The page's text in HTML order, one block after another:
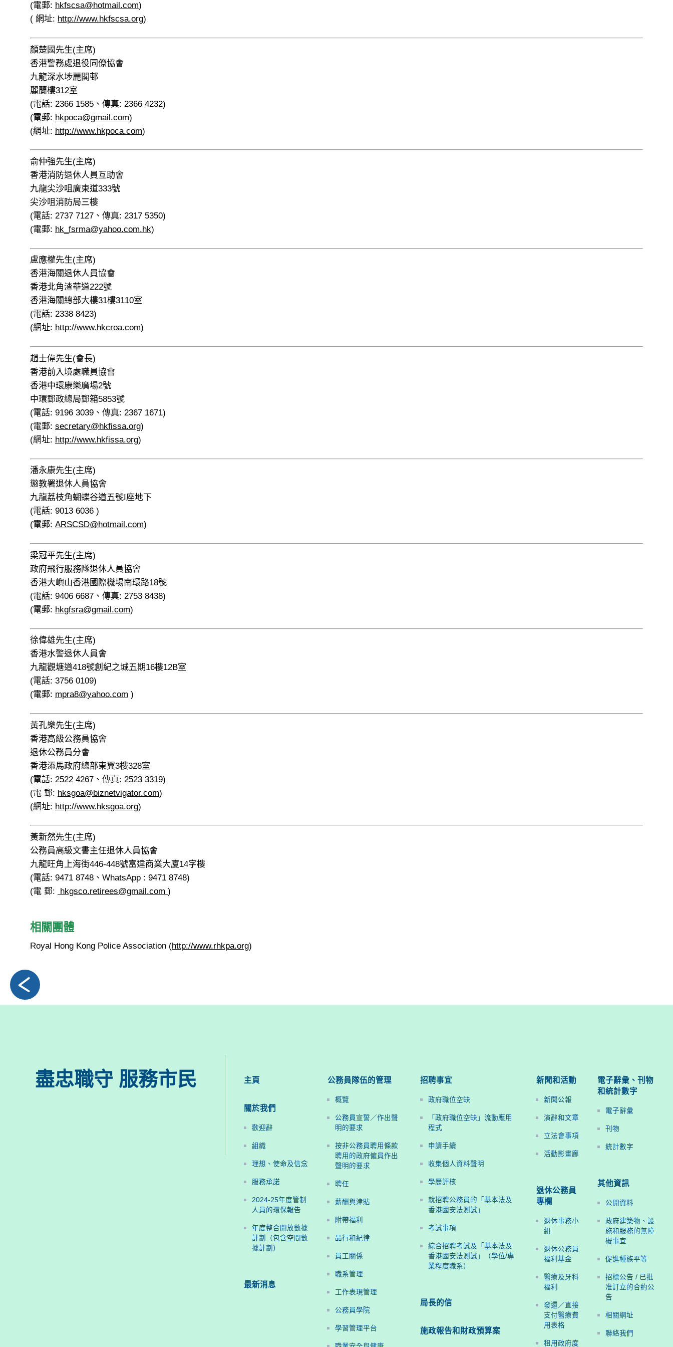
(電郵: hkfscsa@hotmail.com)
( 網址: http://www.hkfscsa.org)
顏楚國先生(主席)
香港警務處退役同僚協會
九龍深水埗麗閣邨
麗蘭樓312室
(電話: 2366 1585、傳真: 2366 4232)
(電郵: hkpoca@gmail.com)
(網址: http://www.hkpoca.com)
俞仲強先生(主席)
香港消防退休人員互助會
九龍尖沙咀廣東道333號
尖沙咀消防局三樓
(電話: 2737 7127、傳真: 2317 5350)
(電郵: hk_fsrma@yahoo.com.hk)
盧應權先生(主席)
香港海關退休人員協會
香港北角渣華道222號
香港海關總部大樓31樓3110室
(電話: 2338 8423)
(網址: http://www.hkcroa.com)
趙士偉先生(會長)
香港前入境處職員協會
香港中環康樂廣場2號
中環郵政總局郵箱5853號
(電話: 9196 3039、傳真: 2367 1671)
(電郵: secretary@hkfissa.org)
(網址: http://www.hkfissa.org)
潘永康先生(主席)
懲教署退休人員協會
九龍荔枝角蝴蝶谷道五號I座地下
(電話: 9013 6036 )
(電郵: ARSCSD@hotmail.com)
梁冠平先生(主席)
政府飛行服務隊退休人員協會
香港大嶼山香港國際機場南環路18號
(電話: 9406 6687、傳真: 2753 8438)
(電郵: hkgfsra@gmail.com)
徐偉雄先生(主席)
香港水警退休人員會
九龍觀塘道418號創紀之城五期16樓12B室
(電話: 3756 0109)
(電郵: mpra8@yahoo.com )
黃孔樂先生(主席)
香港高級公務員協會
退休公務員分會
香港添馬政府總部東翼3樓328室
(電話: 2522 4267、傳真: 2523 3319)
(電 郵: hksgoa@biznetvigator.com)
(網址: http://www.hksgoa.org)
黃新然先生(主席)
公務員高級文書主任退休人員協會
九龍旺角上海街446-448號富達商業大廈14字樓
(電話: 9471 8748、WhatsApp : 9471 8748)
(電 郵:
hkgsco.retirees@gmail.com )
相關團體
Royal Hong Kong Police Association (http://www.rhkpa.org)
盡忠職守 服務市民 主頁
關於我們
歡迎辭
組織
理想、使命及信念
服務承諾
2024-25年度管制
人員的環保報告
年度整合開放數據
計劃（包含空間數
據計劃）
最新消息
公務員隊伍的管理
概覽
公務員宣誓／作出聲
明的要求
按非公務員聘用條款
聘用的政府僱員作出
聲明的要求
聘任
薪酬與津貼
附帶福利
品行和紀律
員工關係
職系管理
工作表現管理
公務員學院
學習管理平台
招聘事宜
政府職位空缺
「政府職位空缺」流動應用
程式
申請手續
收集個人資料聲明
學歷評核
就招聘公務員的「基本法及
香港國安法測試」
考試事項
綜合招聘考試及「基本法及
香港國安法測試」（學位/專
業程度職系）
局長的信
施政報告和 財政預算案
新聞和活動
新聞公報
演辭和文章
立法會事項
活動影畫廊
退休公務員
專欄
退休事務小
組
退休公務員
福利基金
醫療及牙科
福利
發還／直接
支付醫療費
用表格
租用政府度
電子辭彙、刊物
和統計數字
電子辭彙
刊物
統計數字
其他資訊
公開資料
政府建築物、設
施和服務的無障
礙事宜
促進種族平等
招標公告 / 已批
准訂立的合約公
告
相關網址
聯絡我們